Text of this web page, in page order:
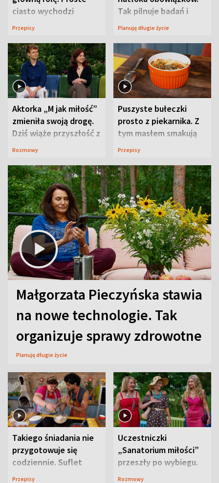
ciasto wychodzi
wyjątkowo wilgotne
Przepisy
Tak pilnuje badań i
wizyt
Planuję długie życie
Aktorka „M jak miłość”
zmieniła swoją drogę.
Dziś wiąże przyszłość z
neurobiologią
Rozmowy
Puszyste bułeczki
prosto z piekarnika. Z
tym masłem smakują
jeszcze lepiej
Przepisy
Małgorzata Pieczyńska stawia
na nowe technologie. Tak
organizuje sprawy zdrowotne
Planuję długie życie
Takiego śniadania nie
przygotowuje się
codziennie. Suflet
serowy zachwyca
Przepisy
Uczestniczki
„Sanatorium miłości”
przeszły po wybiegu.
Te stylizacje
Rozmowy